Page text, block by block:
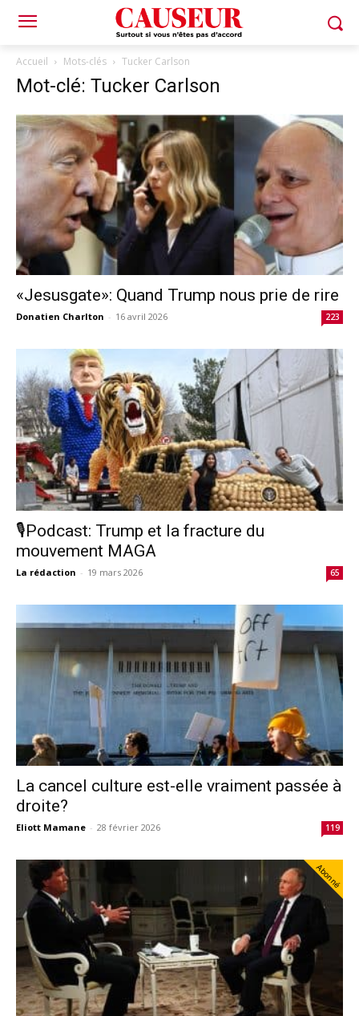
Accueil Mots-clés Tucker Carlson
Mot-clé: Tucker Carlson
«Jesusgate»: Quand Trump nous prie de rire
Donatien Charlton - 16 avril 2026 223
🎙️Podcast: Trump et la fracture du
mouvement MAGA
La rédaction - 19 mars 2026 65
La cancel culture est-elle vraiment passée à
droite?
Eliott Mamane - 28 février 2026 119
Abonné